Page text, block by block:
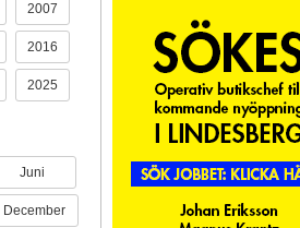
2007
2016
2025
Juni
December